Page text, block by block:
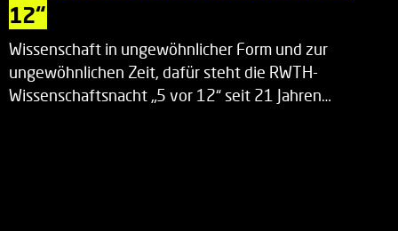
12“
Wissenschaft in ungewöhnlicher Form und zur
ungewöhnlichen Zeit, dafür steht die RWTH-
Wissenschaftsnacht „5 vor 12“ seit 21 Jahren…